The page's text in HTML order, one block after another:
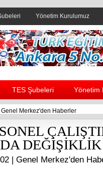
Yönetim Kurulumuz
Header yanı reklam alanı
TES Şubeleri Yönetim
Genel Merkez'den Haberler
| Genel Merkez'den